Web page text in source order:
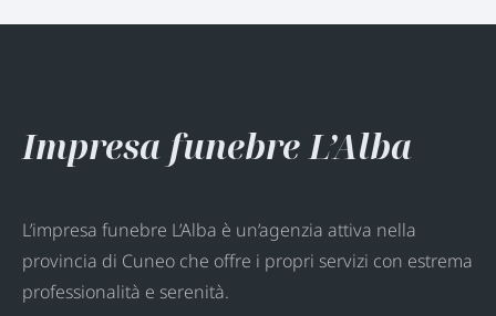
Impresa funebre L’Alba
L’impresa funebre L’Alba è un’agenzia attiva nella
provincia di Cuneo che offre i propri servizi con estrema
professionalità e serenità.